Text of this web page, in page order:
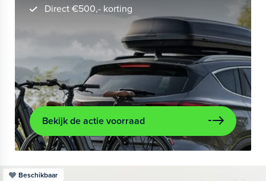
Direct €500,- korting
Bekijk de actie voorraad
Beschikbaar